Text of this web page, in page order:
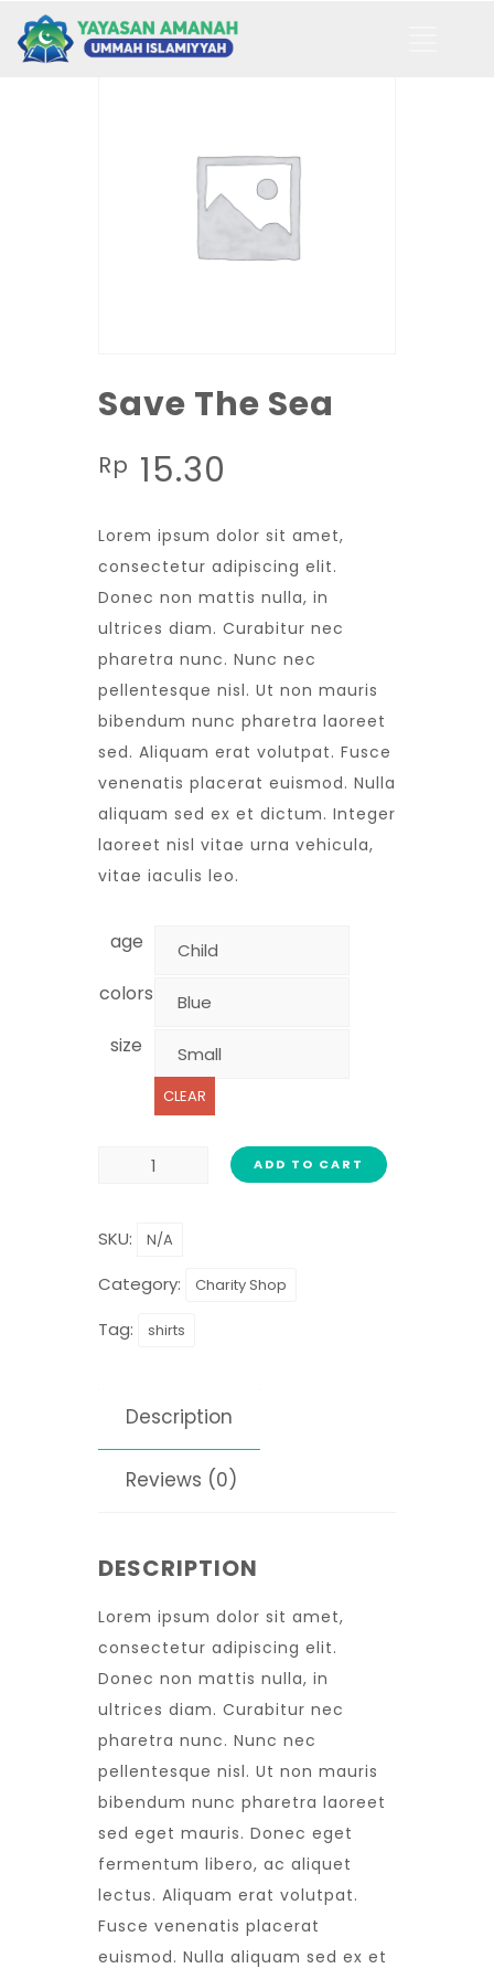
Save The Sea
Rp 15.30
Lorem ipsum dolor sit amet,
consectetur adipiscing elit.
Donec non mattis nulla, in
ultrices diam. Curabitur nec
pharetra nunc. Nunc nec
pellentesque nisl. Ut non mauris
bibendum nunc pharetra laoreet
sed. Aliquam erat volutpat. Fusce
venenatis placerat euismod. Nulla
aliquam sed ex et dictum. Integer
laoreet nisl vitae urna vehicula,
vitae iaculis leo.
age
colors
size
CLEAR
ADD TO CART
SKU: N/A
Category: Charity Shop
Tag: shirts
Description
Reviews (0)
DESCRIPTION
Lorem ipsum dolor sit amet,
consectetur adipiscing elit.
Donec non mattis nulla, in
ultrices diam. Curabitur nec
pharetra nunc. Nunc nec
pellentesque nisl. Ut non mauris
bibendum nunc pharetra laoreet
sed eget mauris. Donec eget
fermentum libero, ac aliquet
lectus. Aliquam erat volutpat.
Fusce venenatis placerat
euismod. Nulla aliquam sed ex et